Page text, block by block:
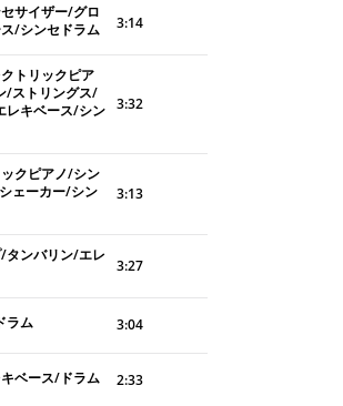
サイザー/グロ
/シンセドラム
3:14
トリックピア
/ストリングス/
レキベース/シン 3:32
クピアノ/シン
ェーカー/シン
3:13
タンバリン/エレ
3:27
ラム 3:04
ベース/ドラム 2:33